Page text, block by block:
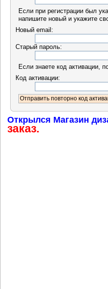
Если при регистрации был
напишите новый и укажите
Новый email:
Старый пароль:
Если знаете код активации,
Код активации:
Открылся Магазин
заказ.